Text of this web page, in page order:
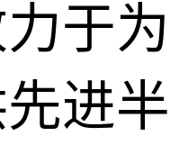
于为
进半